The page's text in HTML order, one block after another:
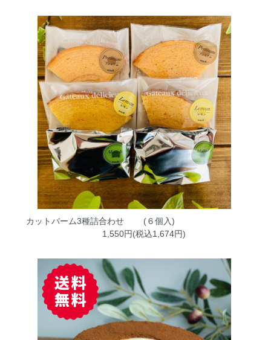
カットバーム3種詰合わせ (６個入)
1,550円(税込1,674円)